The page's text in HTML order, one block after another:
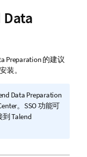
Preparation 的建议
装。
Data Preparation
。SSO 功能可
到Talend